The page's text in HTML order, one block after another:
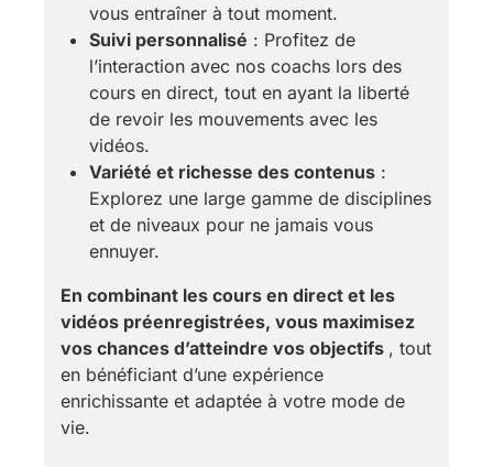
vous entraîner à tout moment.
Suivi personnalisé : Profitez de
l’interaction avec nos coachs lors des
cours en direct, tout en ayant la liberté
de revoir les mouvements avec les
vidéos.
Variété et richesse des contenus:
Explorez une large gamme de disciplines
et de niveaux pour ne jamais vous
ennuyer.
En combinant les cours en direct et les
vidéos préenregistrées, vous maximisez
vos chances d’atteindre vos objectifs , tout
en bénéficiant d’une expérience
enrichissante et adaptée à votre mode de
vie.